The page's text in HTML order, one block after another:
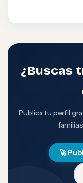
¿Buscas
Publica tu perfil
🚀